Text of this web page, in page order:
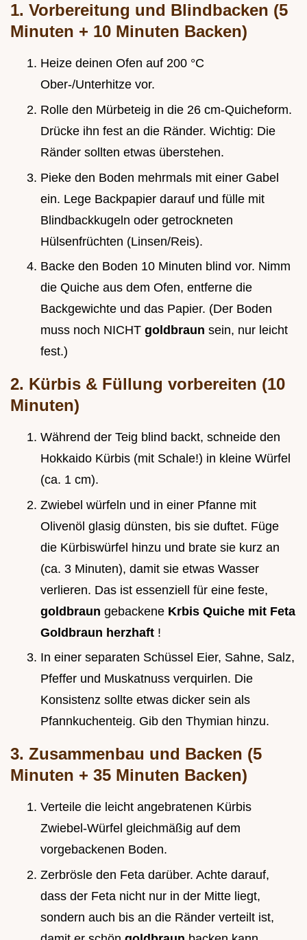
1. Vorbereitung und Blindbacken (5
Minuten + 10 Minuten Backen)
Heize deinen Ofen auf 200 °C
Ober-/Unterhitze vor.
Rolle den Mürbeteig in die 26 cm-Quicheform.
Drücke ihn fest an die Ränder. Wichtig: Die
Ränder sollten etwas überstehen.
Pieke den Boden mehrmals mit einer Gabel
ein. Lege Backpapier darauf und fülle mit
Blindbackkugeln oder getrockneten
Hülsenfrüchten (Linsen/Reis).
Backe den Boden 10 Minuten blind vor. Nimm
die Quiche aus dem Ofen, entferne die
Backgewichte und das Papier. (Der Boden
muss noch NICHT goldbraun sein, nur leicht
fest.)
2. Kürbis & Füllung vorbereiten (10
Minuten)
Während der Teig blind backt, schneide den
Hokkaido Kürbis (mit Schale!) in kleine Würfel
(ca. 1 cm).
Zwiebel würfeln und in einer Pfanne mit
Olivenöl glasig dünsten, bis sie duftet. Füge
die Kürbiswürfel hinzu und brate sie kurz an
(ca. 3 Minuten), damit sie etwas Wasser
verlieren. Das ist essenziell für eine feste,
goldbraun gebackene Krbis Quiche mit Feta
Goldbraun herzhaft !
In einer separaten Schüssel Eier, Sahne, Salz,
Pfeffer und Muskatnuss verquirlen. Die
Konsistenz sollte etwas dicker sein als
Pfannkuchenteig. Gib den Thymian hinzu.
3. Zusammenbau und Backen (5
Minuten + 35 Minuten Backen)
Verteile die leicht angebratenen Kürbis
Zwiebel-Würfel gleichmäßig auf dem
vorgebackenen Boden.
Zerbrösle den Feta darüber. Achte darauf,
dass der Feta nicht nur in der Mitte liegt,
sondern auch bis an die Ränder verteilt ist,